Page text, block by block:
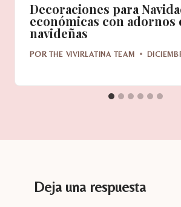
Decoraciones para
económicas con adornos
navideñas
POR THE VIVIRLATINA TEAM
Deja una respuesta